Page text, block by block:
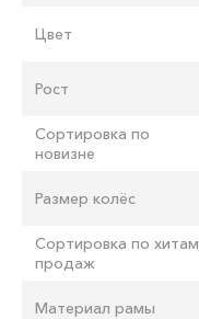
Цвет
Рост
Сортировка по
новизне
Размер колёс
Сортировка по хитам
продаж
Материал рамы